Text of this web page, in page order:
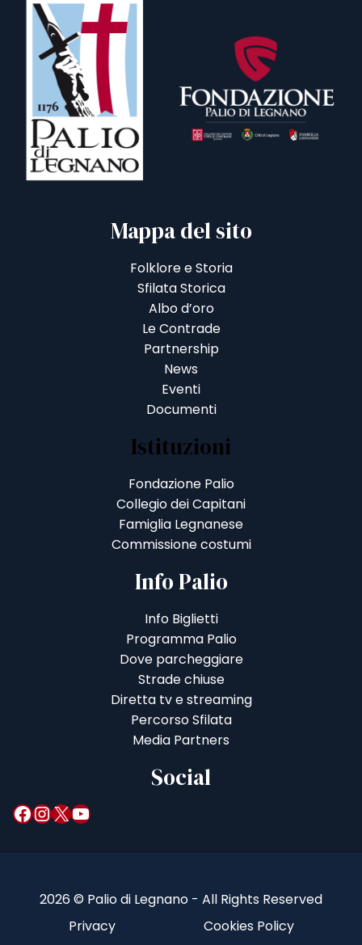
Mappa del sito
Folklore e Storia
Sfilata Storica
Albo d’oro
Le Contrade
Partnership
News
Eventi
Documenti
Istituzioni
Fondazione Palio
Collegio dei Capitani
Famiglia Legnanese
Commissione costumi
Info Palio
Info Biglietti
Programma Palio
Dove parcheggiare
Strade chiuse
Diretta tv e streaming
Percorso Sfilata
Media Partners
Social
Facebook InstagramX YouTube
2026 © Palio di Legnano - All Rights Reserved
Privacy
Cookies Policy